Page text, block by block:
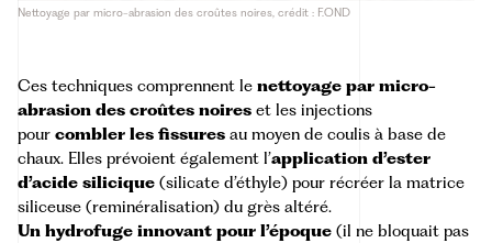
Nettoyage par micro-abrasion des croûtes noires, crédit : F.OND
Ces techniques comprennent le nettoyage par micro-
abrasion des croûtes noires et les injections
pour combler les fissures au moyen de coulis à base de
chaux. Elles prévoient également l’application d’ester
d’acide silicique (silicate d’éthyle) pour récréer la matrice
siliceuse (reminéralisation) du grès altéré.
Un hydrofuge innovant pour l’époque (il ne bloquait pas